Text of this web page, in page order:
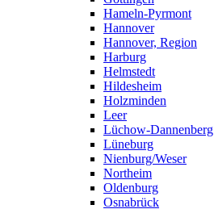
Hameln-Pyrmont
Hannover
Hannover, Region
Harburg
Helmstedt
Hildesheim
Holzminden
Leer
Lüchow-Dannenberg
Lüneburg
Nienburg/Weser
Northeim
Oldenburg
Osnabrück